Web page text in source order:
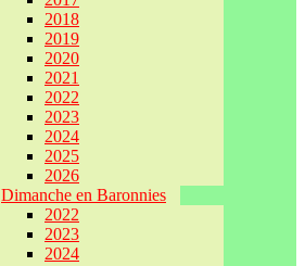
2018
2019
2020
2021
2022
2023
2024
2025
2026
Dimanche en Baronnies
2022
2023
2024